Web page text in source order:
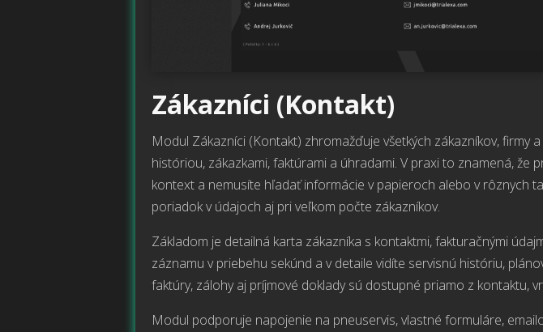
Zákazníci (Kontakt)
Modul Zákazníci (Kontakt) zhromažďuje všetkých zákazníkov, firmy
históriou, zákazkami, faktúrami a úhradami. V praxi to znamená,
kontext a nemusíte hľadať informácie v papieroch alebo v rôznych
poriadok v údajoch aj pri veľkom počte zákazníkov.
Základom je detailná karta zákazníka s kontaktmi, fakturačnými
záznamu v priebehu sekúnd a v detaile vidíte servisnú históriu,
faktúry, zálohy aj príjmové doklady sú dostupné priamo z kontaktu,
Modul podporuje napojenie na pneuservis, vlastné formuláre,